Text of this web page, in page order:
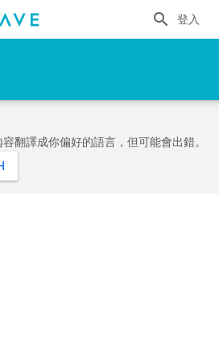
登入
翻譯成你偏好的語言，但可能會出錯。